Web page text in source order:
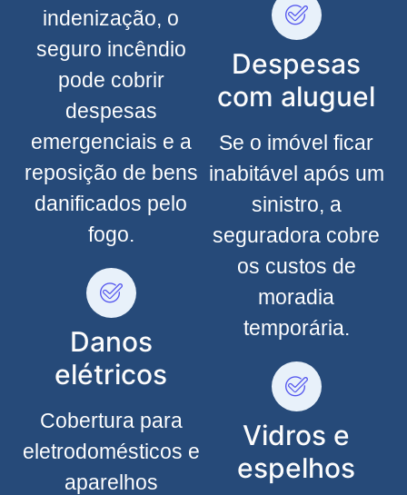
indenização, o
seguro incêndio
pode cobrir
despesas
emergenciais e a
reposição de bens
danificados pelo
fogo.
Danos
elétricos
Cobertura para
eletrodomésticos e
aparelhos
Despesas
com aluguel
Se o imóvel ficar
inabitável após um
sinistro, a
seguradora cobre
os custos de
moradia
temporária.
Vidros e
espelhos